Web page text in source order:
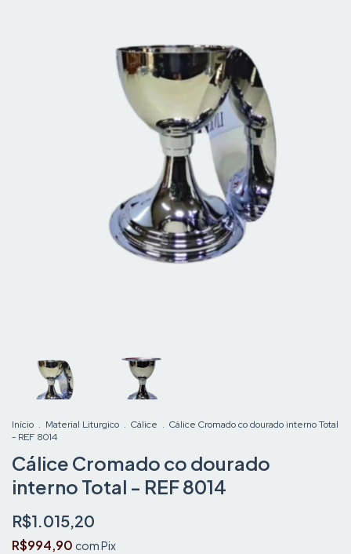
Início . Material Liturgico . Cálice . Cálice Cromado co dourado interno Total
- REF 8014
Cálice Cromado co dourado
interno Total - REF 8014
R$1.015,20
R$994,90 comPix